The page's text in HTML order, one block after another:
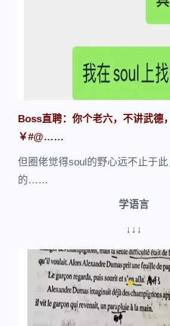
Boss直聘：你个老六，不讲武德
￥#@……
但圈佬觉得soul的野心远不止于
的……
学语言
↓↓↓